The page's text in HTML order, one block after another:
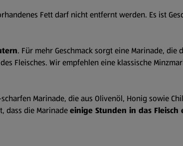
Fett darf nicht entfernt werden. Es ist
. Für mehr Geschmack sorgt eine Marinade, die
Fleisches. Wir empfehlen eine klassische
Marinade, die aus Olivenöl, Honig sowie
dass die Marinadeeinige Stunden in das Fleisch